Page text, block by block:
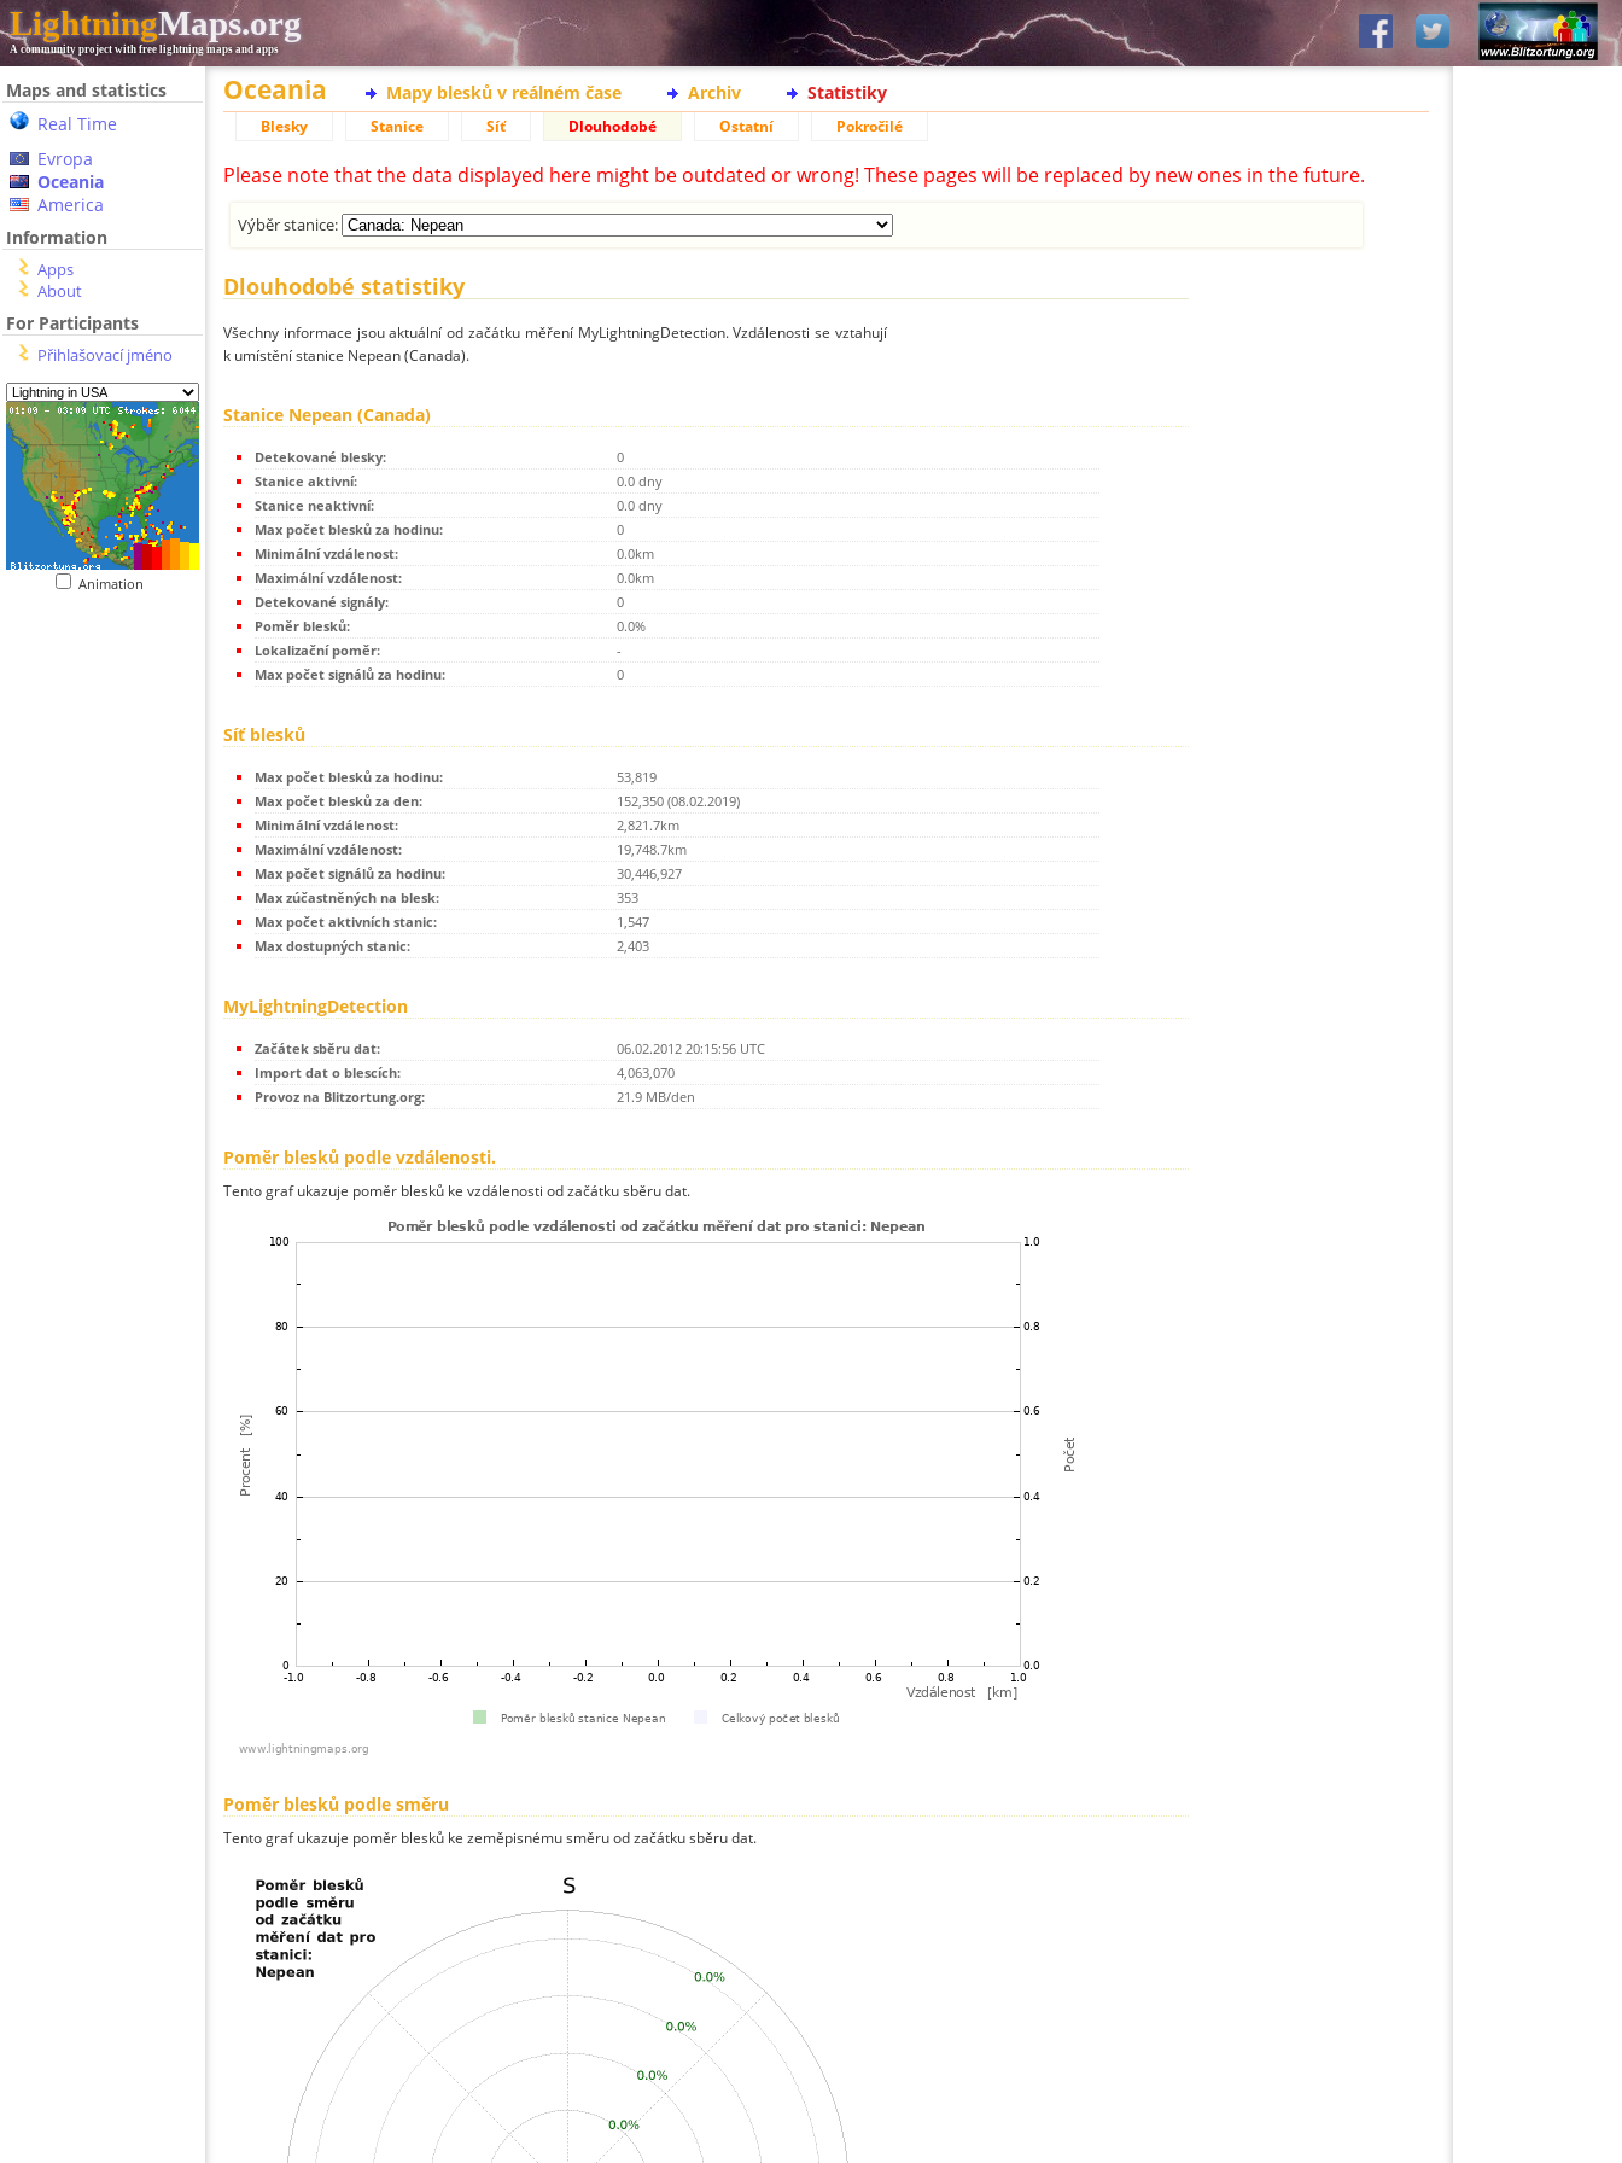
LightningMaps.org
A community project with free lightning maps and apps
Maps and statistics
Real Time
Evropa
Oceania
America
Information
Apps
About
For Participants
Přihlašovací jméno
Animation
Oceania Mapy blesků v reálném čase Archiv Statistiky
Blesky Stanice Síť Dlouhodobé Ostatní Pokročilé
Please note that the data displayed here might be outdated or wrong! These pages will be replaced by new ones in the future.
Výběr stanice:
Dlouhodobé statistiky
Všechny informace jsou aktuální od začátku měření MyLightningDetection. Vzdálenosti se vztahují
k umístění stanice Nepean (Canada).
Stanice Nepean (Canada)
Detekované blesky:
0
Stanice aktivní:
0.0 dny
Stanice neaktivní:
0.0 dny
Max počet blesků za hodinu:
0
Minimální vzdálenost:
0.0km
Maximální vzdálenost:
0.0km
Detekované signály:
0
Poměr blesků:
0.0%
Lokalizační poměr:
-
Max počet signálů za hodinu:
0
Síť blesků
Max počet blesků za hodinu:
53,819
Max počet blesků za den:
152,350 (08.02.2019)
Minimální vzdálenost:
2,821.7km
Maximální vzdálenost:
19,748.7km
Max počet signálů za hodinu:
30,446,927
Max zúčastněných na blesk:
353
Max počet aktivních stanic:
1,547
Max dostupných stanic:
2,403
MyLightningDetection
Začátek sběru dat:
06.02.2012 20:15:56 UTC
Import dat o blescích:
4,063,070
Provoz na Blitzortung.org:
21.9 MB/den
Poměr blesků podle vzdálenosti.
Tento graf ukazuje poměr blesků ke vzdálenosti od začátku sběru dat.
Poměr blesků podle směru
Tento graf ukazuje poměr blesků ke zeměpisnému směru od začátku sběru dat.